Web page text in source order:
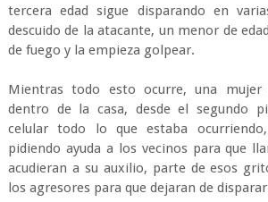
tercera edad sigue disparando en
descuido de la atacante, un menor de
de fuego y la empieza golpear.
Mientras todo esto ocurre, una mujer
dentro de la casa, desde el segundo
celular todo lo que estaba
pidiendo ayuda a los vecinos para que
acudieran a su auxilio, parte de esos
los agresores para que dejaran de